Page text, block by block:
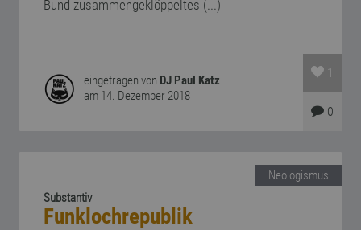
Bund zusammengeklöppeltes (...)
eingetragen von DJ Paul Katz
am 14. Dezember 2018
1
0
Neologismus
Substantiv
Funklochrepublik